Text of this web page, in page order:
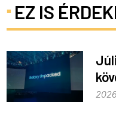
EZ IS